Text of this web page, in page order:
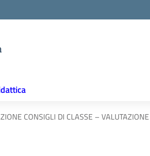
CONSIGLI DI CLASSE –